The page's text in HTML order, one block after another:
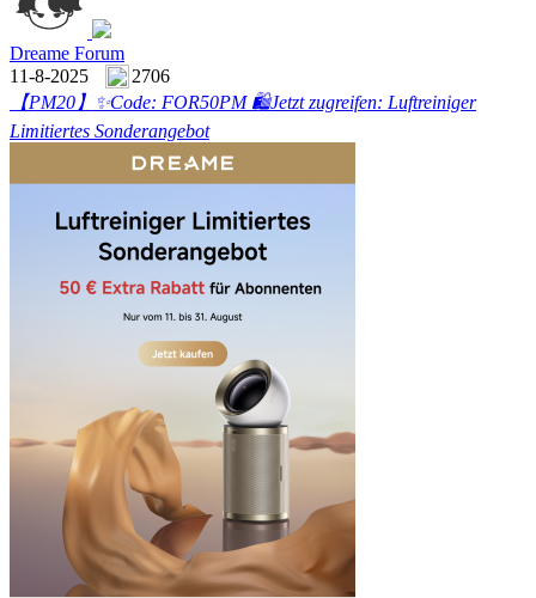
Dreame Forum
11-8-2025
2706
【PM20】 ✨Code: FOR50PM 🛍️Jetzt zugreifen: Luftreiniger
Limitiertes Sonderangebot